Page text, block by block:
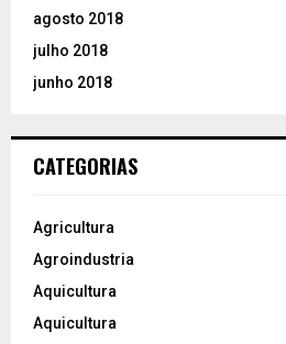
agosto 2018
julho 2018
junho 2018
CATEGORIAS
Agricultura
Agroindustria
Aquicultura
Aquicultura